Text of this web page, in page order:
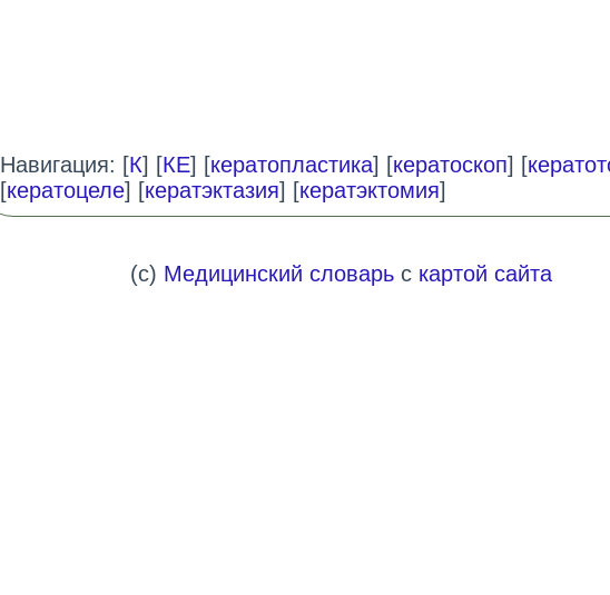
Навигация: [К] [КЕ] [кератопластика] [кератоскоп] [
[кератоцеле] [кератэктазия] [кератэктомия]
(c) Медицинский словарьс картой сайта